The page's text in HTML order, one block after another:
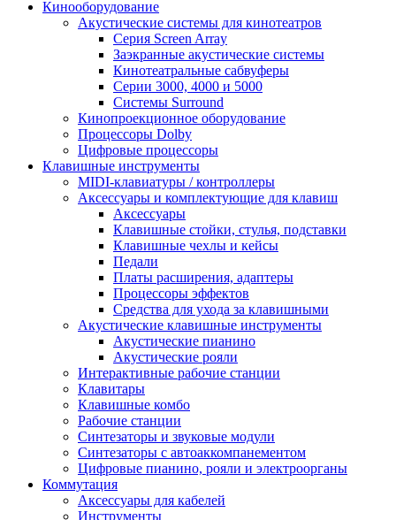
Кинооборудование
Акустические системы для кинотеатров
Cерия Screen Array
Заэкранные акустические системы
Кинотеатральные сабвуферы
Серии 3000, 4000 и 5000
Системы Surround
Кинопроекционное оборудование
Процессоры Dolby
Цифровые процессоры
Клавишные инструменты
MIDI-клавиатуры / контроллеры
Аксессуары и комплектующие для клавиш
Аксессуары
Клавишные стойки, стулья, подставки
Клавишные чехлы и кейсы
Педали
Платы расширения, адаптеры
Процессоры эффектов
Средства для ухода за клавишными
Акустические клавишные инструменты
Акустические пианино
Акустические рояли
Интерактивные рабочие станции
Клавитары
Клавишные комбо
Рабочие станции
Синтезаторы и звуковые модули
Синтезаторы с автоаккомпанементом
Цифровые пианино, рояли и электроорганы
Коммутация
Аксессуары для кабелей
Инструменты